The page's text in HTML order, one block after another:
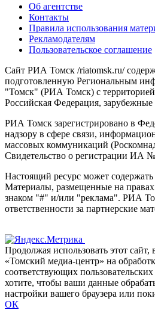
Об агентстве
Контакты
Правила использования
Рекламодателям
Пользовательское соглашение
Сайт РИА Томск /riatomsk.ru/
подготовленную Региональным
"Томск" (РИА Томск) с территорией
Российская Федерация,
РИА Томск зарегистрировано в
надзору в сфере связи,
массовых коммуникаций
Свидетельство о регистрации ИА
Настоящий ресурс может
Материалы, размещенные на
знаком "#" и/или "реклама". РИА
ответственности за партнерские
Продолжая использовать этот
«Томский медиа-центр» на
соответствующих
хотите, чтобы ваши данные
настройки вашего браузера или
ОК